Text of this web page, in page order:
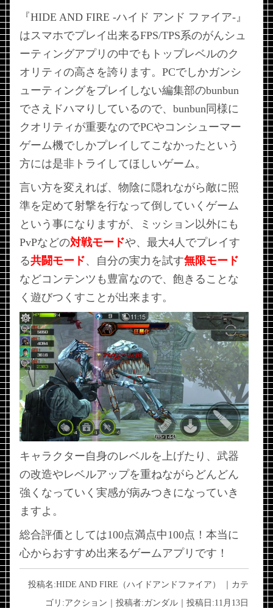
『HIDE AND FIRE -ハイド アンド ファイア-』
はスマホでプレイ出来るFPS/TPS系のがんシュ
ーティングアプリの中でもトップレベルのク
オリティの高さを誇ります。PCでしかガンシ
ューティングをプレイしない編集部のbunbun
でさえドハマりしているので、bunbun同様に
クオリティが重要なのでPCやコンシューマー
ゲーム機でしかプレイしてこなかったという
方には是非トライしてほしいゲーム。
言い方を変えれば、物陰に隠れながら敵に照
準を定めて射撃を行なって倒していくゲーム
という事になりますが、ミッション以外にも
PvPなどの対戦モードや、最大4人でプレイす
る共闘モード、自分の実力を試す無限モード
などコンテンツも豊富なので、飽きることな
く遊びつくすことが出来ます。
キャラクター自身のレベルを上げたり、武器
の改造やレベルアップを重ねながらどんどん
強くなっていく実感が病みつきになっていき
ますよ。
総合評価としては100点満点中100点！本当に
心からおすすめ出来るゲームアプリです！
投稿名:HIDE AND FIRE（ハイドアンドファイア）
｜カテ
ゴリ:アクション ｜投稿者:ガンダル｜投稿日:11月13日